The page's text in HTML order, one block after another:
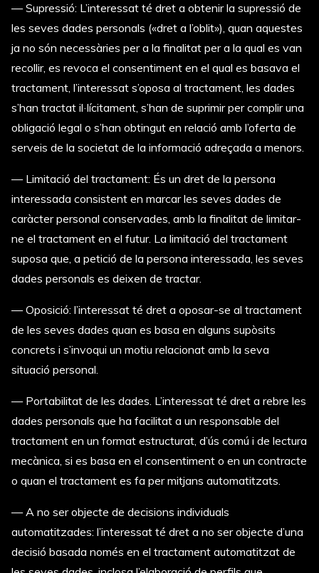
— Supressió: L’interessat té dret a obtenir la supressió de
les seves dades personals («dret a l’oblit»), quan aquestes
ja no són necessàries per a la finalitat per a la qual es van
recollir, es revoca el consentiment en el qual es basava el
tractament, l’interessat s’oposa al tractament, les dades
s’han tractat il·lícitament, s’han de suprimir per complir una
obligació legal o s’han obtingut en relació amb l’oferta de
serveis de la societat de la informació adreçada a menors.
— Limitació del tractament: És un dret de la persona
interessada consistent en marcar les seves dades de
caràcter personal conservades, amb la finalitat de limitar-
ne el tractament en el futur. La limitació del tractament
suposa que, a petició de la persona interessada, les seves
dades personals es deixen de tractar.
— Oposició: l’interessat té dret a oposar-se al tractament
de les seves dades quan es basa en alguns supòsits
concrets i s’invoqui un motiu relacionat amb la seva
situació personal.
— Portabilitat de les dades. L’interessat té dret a rebre les
dades personals que ha facilitat a un responsable del
tractament en un format estructurat, d’ús comú i de lectura
mecànica, si es basa en el consentiment o en un contracte
o quan el tractament es fa per mitjans automatitzats.
— A no ser objecte de decisions individuals
automatitzades: l’interessat té dret a no ser objecte d’una
decisió basada només en el tractament automatitzat de